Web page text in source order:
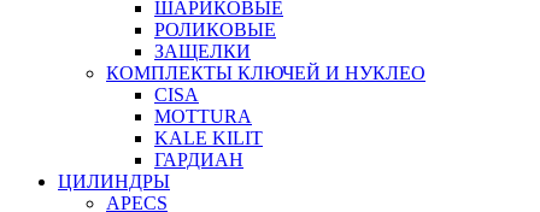
ШАРИКОВЫЕ
РОЛИКОВЫЕ
ЗАЩЕЛКИ
КОМПЛЕКТЫ КЛЮЧЕЙ И НУКЛЕО
CISA
MOTTURA
KALE KILIT
ГАРДИАН
ЦИЛИНДРЫ
APECS